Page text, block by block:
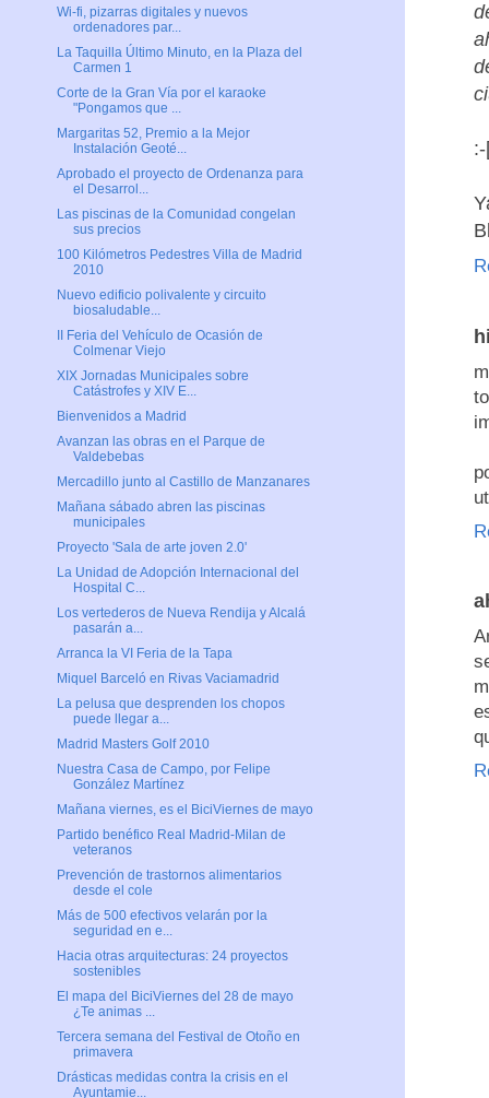
Wi-fi, pizarras digitales y nuevos
ordenadores par...
La Taquilla Último Minuto, en la Plaza del
Carmen 1
Corte de la Gran Vía por el karaoke
"Pongamos que ...
Margaritas 52, Premio a la Mejor
Instalación Geoté...
Aprobado el proyecto de Ordenanza para
el Desarrol...
Las piscinas de la Comunidad congelan
sus precios
100 Kilómetros Pedestres Villa de Madrid
2010
Nuevo edificio polivalente y circuito
biosaludable...
II Feria del Vehículo de Ocasión de
Colmenar Viejo
XIX Jornadas Municipales sobre
Catástrofes y XIV E...
Bienvenidos a Madrid
Avanzan las obras en el Parque de
Valdebebas
Mercadillo junto al Castillo de Manzanares
Mañana sábado abren las piscinas
municipales
Proyecto 'Sala de arte joven 2.0'
La Unidad de Adopción Internacional del
Hospital C...
Los vertederos de Nueva Rendija y Alcalá
pasarán a...
Arranca la VI Feria de la Tapa
Miquel Barceló en Rivas Vaciamadrid
La pelusa que desprenden los chopos
puede llegar a...
Madrid Masters Golf 2010
Nuestra Casa de Campo, por Felipe
González Martínez
Mañana viernes, es el BiciViernes de mayo
Partido benéfico Real Madrid-Milan de
veteranos
Prevención de trastornos alimentarios
desde el cole
Más de 500 efectivos velarán por la
seguridad en e...
Hacia otras arquitecturas: 24 proyectos
sostenibles
El mapa del BiciViernes del 28 de mayo
¿Te animas ...
Tercera semana del Festival de Otoño en
primavera
Drásticas medidas contra la crisis en el
Ayuntamie...